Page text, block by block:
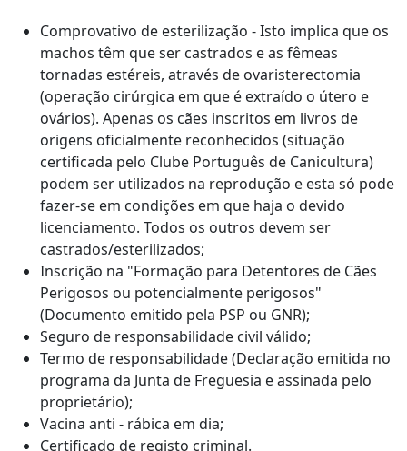
Comprovativo de esterilização - Isto implica que os
machos têm que ser castrados e as fêmeas
tornadas estéreis, através de ovaristerectomia
(operação cirúrgica em que é extraído o útero e
ovários). Apenas os cães inscritos em livros de
origens oficialmente reconhecidos (situação
certificada pelo Clube Português de Canicultura)
podem ser utilizados na reprodução e esta só pode
fazer-se em condições em que haja o devido
licenciamento. Todos os outros devem ser
castrados/esterilizados;
Inscrição na "Formação para Detentores de Cães
Perigosos ou potencialmente perigosos"
(Documento emitido pela PSP ou GNR);
Seguro de responsabilidade civil válido;
Termo de responsabilidade (Declaração emitida no
programa da Junta de Freguesia e assinada pelo
proprietário);
Vacina anti - rábica em dia;
Certificado de registo criminal.